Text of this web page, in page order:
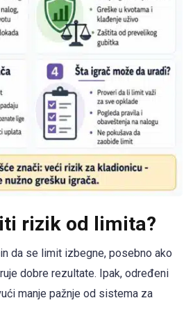
rizik od limita?
da se limit izbegne, posebno ako
dobre rezultate. Ipak, određeni
manje pažnje od sistema za